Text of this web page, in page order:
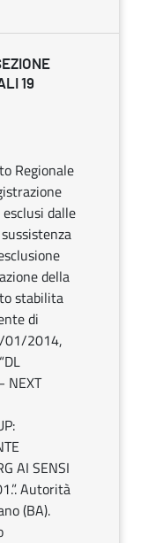
19
Regionale
dalle
della
stabilita
di
01/2014,
NEXT
AI SENSI
Autorità
(BA).